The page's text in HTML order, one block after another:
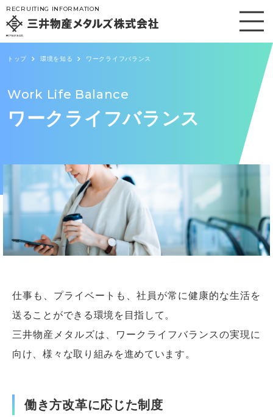
RECRUITING INFORMATION
会社を知る
仕事を知る
人を知る
採用情報
ニュース
お問い合わせ
トップ 環境を知る ワークライフバランス
Work Life Balance
ワークライフバランス
仕事も、プライベートも、社員が常に健康的な生活を
送ることができる環境を目指して。
三井物産メタルズは、ワークライフバランスの実現に
向け、様々な取り組みを進めています。
働き方改革に応じた制度